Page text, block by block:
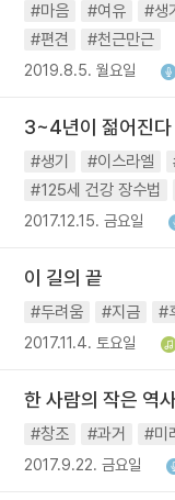
#마음 #여유 #생기
#편견
#천근만근
2019.8.5. 월요일
3~4년이 젊어진다
#생기 #이스라엘
#125세 건강 장수법
2017.12.15. 금요일
이 길의 끝
#두려움 #지금 #
2017.11.4. 토요일
한 사람의 작은 역
#창조 #과거 #미
2017.9.22. 금요일